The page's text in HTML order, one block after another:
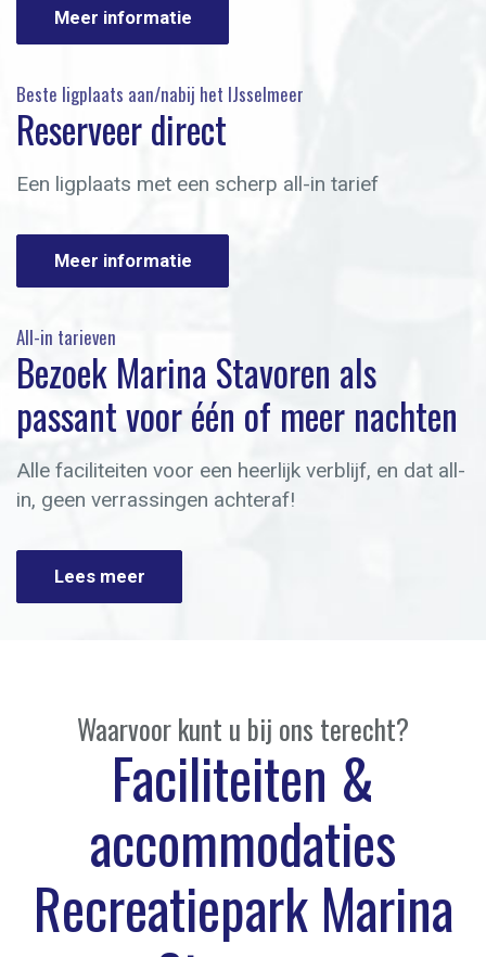
Meer informatie
Beste ligplaats aan/nabij het IJsselmeer
Reserveer direct
Een ligplaats met een scherp all-in tarief
Meer informatie
All-in tarieven
Bezoek Marina Stavoren als
passant voor één of meer nachten
Alle faciliteiten voor een heerlijk verblijf, en dat all-
in, geen verrassingen achteraf!
Lees meer
Waarvoor kunt u bij ons terecht?
Faciliteiten &
accommodaties
Recreatiepark Marina